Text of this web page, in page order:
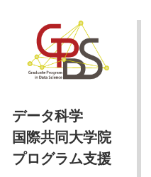
データ科学
国際共同大学院
プログラム支援